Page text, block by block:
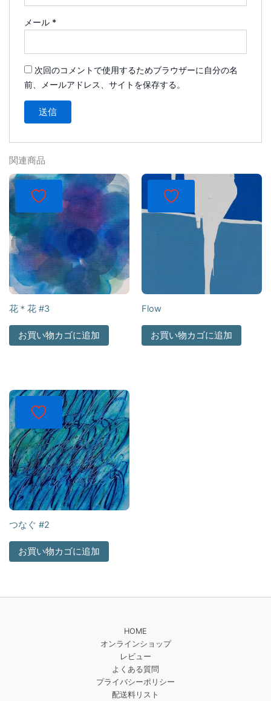
メール *
次回のコメントで使用するためブラウザーに自分の名
前、メールアドレス、サイトを保存する。
関連商品
花＊花 #3
お買い物カゴに追加
Flow
お買い物カゴに追加
つなぐ #2
お買い物カゴに追加
HOME
オンラインショップ
レビュー
よくある質問
プライバシーポリシー
配送料リスト